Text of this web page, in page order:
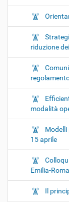
riduzione
modalità
Modelli
15 aprile
Emilia-
Il